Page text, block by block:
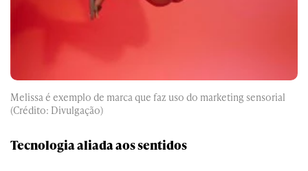
Melissa é exemplo de marca que faz uso do marketing sensorial
(Crédito: Divulgação)
Tecnologia aliada aos sentidos